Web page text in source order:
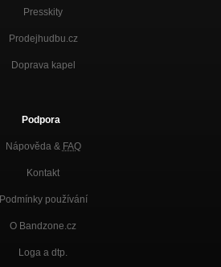
Presskity
Prodejhudbu.cz
Doprava kapel
Podpora
Nápověda & FAQ
Kontakt
Podmínky používání
O Bandzone.cz
Loga a dtp.